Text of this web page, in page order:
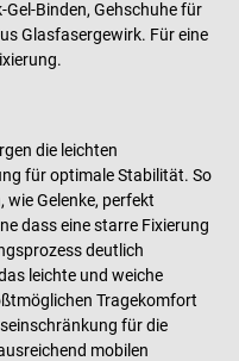
Binden, Gehschuhe für
Glasfasergewirk. Für eine
die leichten
für optimale Stabilität. So
Gelenke, perfekt
dass eine starre Fixierung
deutlich
leichte und weiche
Tragekomfort
für die
mobilen